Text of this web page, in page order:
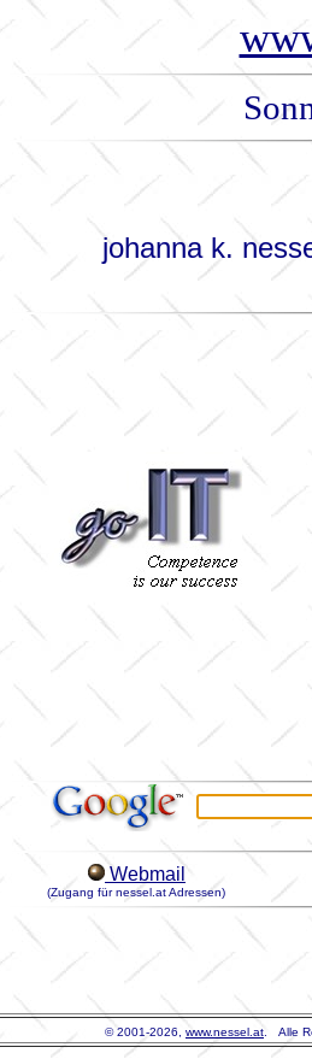
johanna k.
Webmail
(Zugang für nessel.at Adressen)
© 2001-2026, www.nessel.at . Alle